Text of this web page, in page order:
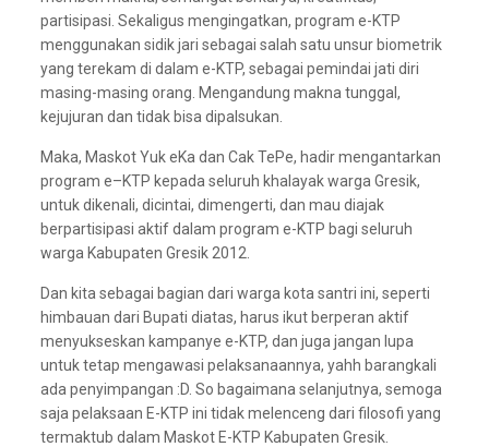
partisipasi. Sekaligus mengingatkan, program e-KTP
menggunakan sidik jari sebagai salah satu unsur biometrik
yang terekam di dalam e-KTP, sebagai pemindai jati diri
masing-masing orang. Mengandung makna tunggal,
kejujuran dan tidak bisa dipalsukan.
Maka, Maskot Yuk eKa dan Cak TePe, hadir mengantarkan
program e–KTP kepada seluruh khalayak warga Gresik,
untuk dikenali, dicintai, dimengerti, dan mau diajak
berpartisipasi aktif dalam program e-KTP bagi seluruh
warga Kabupaten Gresik 2012.
Dan kita sebagai bagian dari warga kota santri ini, seperti
himbauan dari Bupati diatas, harus ikut berperan aktif
menyukseskan kampanye e-KTP, dan juga jangan lupa
untuk tetap mengawasi pelaksanaannya, yahh barangkali
ada penyimpangan :D. So bagaimana selanjutnya, semoga
saja pelaksaan E-KTP ini tidak melenceng dari filosofi yang
termaktub dalam Maskot E-KTP Kabupaten Gresik.